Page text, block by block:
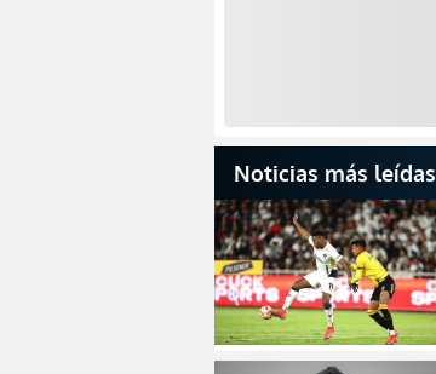
Noticias más leídas